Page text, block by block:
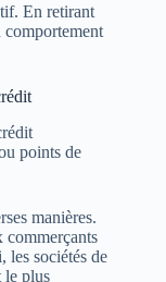
En retirant
comportement
points de
manières.
commerçants
les sociétés de
le plus